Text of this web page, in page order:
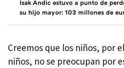
Isak Andic estuvo a punto de
su hijo mayor: 103 millones de
Creemos que los niños, por
niños, no se preocupan por